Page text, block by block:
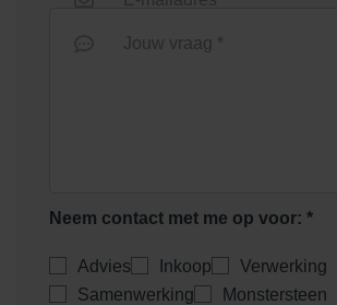
Jouw vraag *
Neem contact met me op voor: *
Advies Inkoop
Verwerking
Samenwerking
Monstersteen